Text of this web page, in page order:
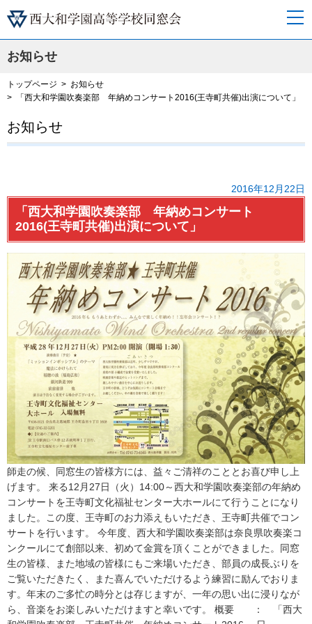
お知らせ
トップページ
お知らせ
「西大和学園吹奏楽部 年納めコンサート2016(王寺町共催)出演について」
お知らせ
2016年12月22日
「西大和学園吹奏楽部 年納めコンサート
2016(王寺町共催)出演について」
師走の候、同窓生の皆様方には、益々ご清祥のこととお喜び申し上
げます。 来る12月27日（火）14:00～西大和学園吹奏楽部の年納め
コンサートを王寺町文化福祉センター大ホールにて行うことになり
ました。この度、王寺町のお力添えもいただき、王寺町共催でコン
サートを行います。 今年度、西大和学園吹奏楽部は奈良県吹奏楽コ
ンクールにて創部以来、初めて金賞を頂くことができました。同窓
生の皆様、また地域の皆様にもご来場いただき、部員の成長ぶりを
ご覧いただきたく、また喜んでいただけるよう練習に励んでおりま
す。年末のご多忙の時分とは存じますが、一年の思い出に浸りなが
ら、音楽をお楽しみいただけますと幸いです。 概要 ： 「西大